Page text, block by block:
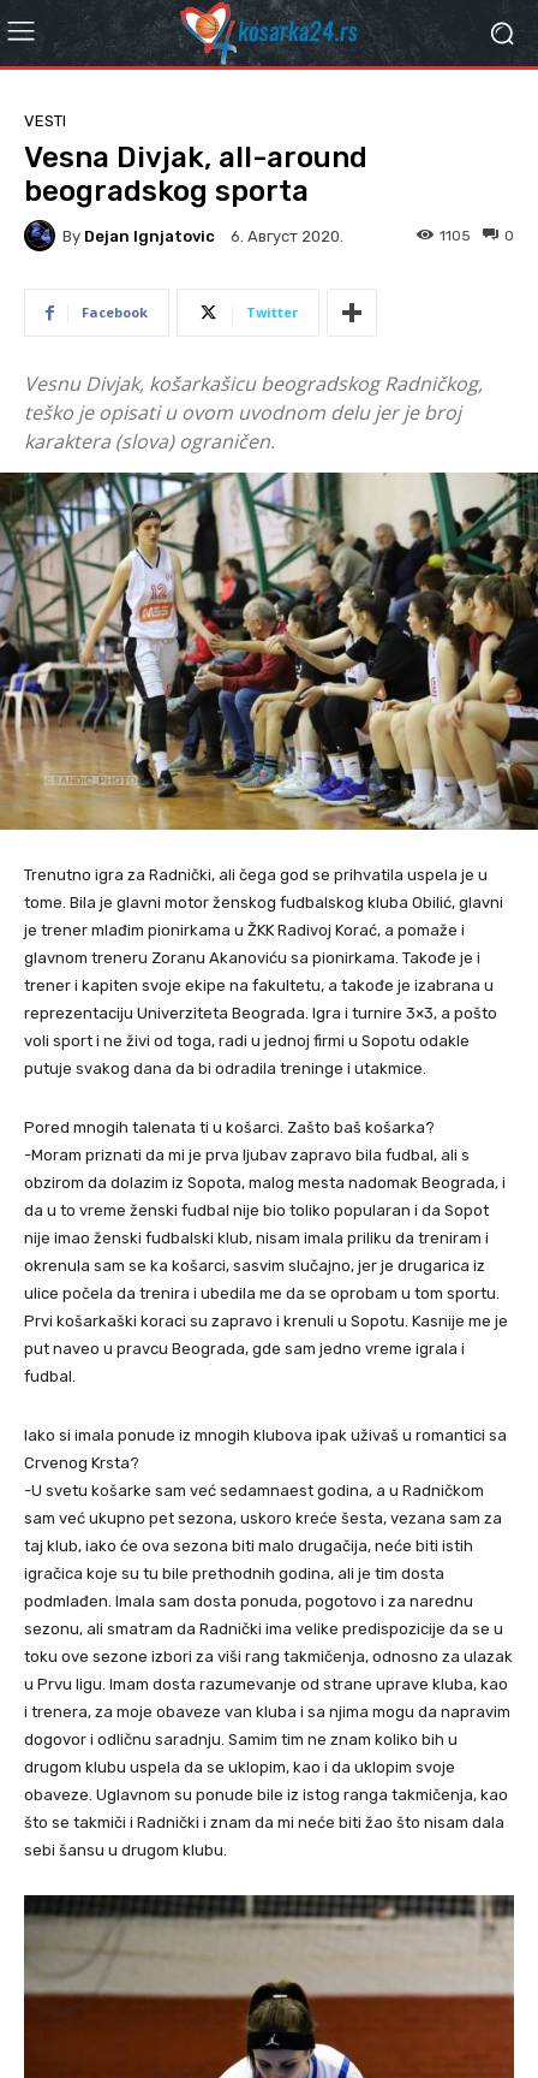
VESTI
Vesna Divjak, all-around
beogradskog sporta
By Dejan Ignjatovic 6. Август 2020. 0
1105
Facebook Twitter
Vesnu Divjak, košarkašicu beogradskog Radničkog,
teško je opisati u ovom uvodnom delu jer je broj
karaktera (slova) ograničen.
Trenutno igra za Radnički, ali čega god se prihvatila uspela je u
tome. Bila je glavni motor ženskog fudbalskog kluba Obilić, glavni
je trener mlađim pionirkama u ŽKK Radivoj Korać, a pomaže i
glavnom treneru Zoranu Akanoviću sa pionirkama. Takođe je i
trener i kapiten svoje ekipe na fakultetu, a takođe je izabrana u
reprezentaciju Univerziteta Beograda. Igra i turnire 3×3, a pošto
voli sport i ne živi od toga, radi u jednoj firmi u Sopotu odakle
putuje svakog dana da bi odradila treninge i utakmice.
Pored mnogih talenata ti u košarci. Zašto baš košarka?
-Moram priznati da mi je prva ljubav zapravo bila fudbal, ali s
obzirom da dolazim iz Sopota, malog mesta nadomak Beograda, i
da u to vreme ženski fudbal nije bio toliko popularan i da Sopot
nije imao ženski fudbalski klub, nisam imala priliku da treniram i
okrenula sam se ka košarci, sasvim slučajno, jer je drugarica iz
ulice počela da trenira i ubedila me da se oprobam u tom sportu.
Prvi košarkaški koraci su zapravo i krenuli u Sopotu. Kasnije me je
put naveo u pravcu Beograda, gde sam jedno vreme igrala i
fudbal.
Iako si imala ponude iz mnogih klubova ipak uživaš u romantici sa
Crvenog Krsta?
-U svetu košarke sam već sedamnaest godina, a u Radničkom
sam već ukupno pet sezona, uskoro kreće šesta, vezana sam za
taj klub, iako će ova sezona biti malo drugačija, neće biti istih
igračica koje su tu bile prethodnih godina, ali je tim dosta
podmlađen. Imala sam dosta ponuda, pogotovo i za narednu
sezonu, ali smatram da Radnički ima velike predispozicije da se u
toku ove sezone izbori za viši rang takmičenja, odnosno za ulazak
u Prvu ligu. Imam dosta razumevanje od strane uprave kluba, kao
i trenera, za moje obaveze van kluba i sa njima mogu da napravim
dogovor i odličnu saradnju. Samim tim ne znam koliko bih u
drugom klubu uspela da se uklopim, kao i da uklopim svoje
obaveze. Uglavnom su ponude bile iz istog ranga takmičenja, kao
što se takmiči i Radnički i znam da mi neće biti žao što nisam dala
sebi šansu u drugom klubu.